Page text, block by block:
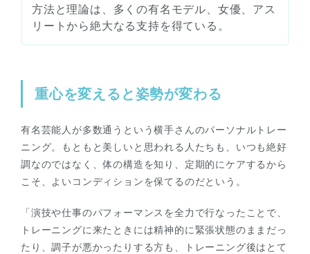
方法と理論は、多くの有名モデル、女優、アス
リートから絶大なる支持を得ている。
重心を変えると姿勢が変わる
有名芸能人が多数通うという横手さんのパーソナルトレー
ニング。もともと美しいと思われる人たちも、いつも絶好
調なのではなく、体の構造を知り、定期的にケアするから
こそ、よいコンディションを保てるのだという。
「演技や仕事のパフォーマンスを全力で行なったことで、
トレーニングに来たときには精神的に緊張状態のままだっ
たり、調子が悪かったりする方も、トレーニング後はとて